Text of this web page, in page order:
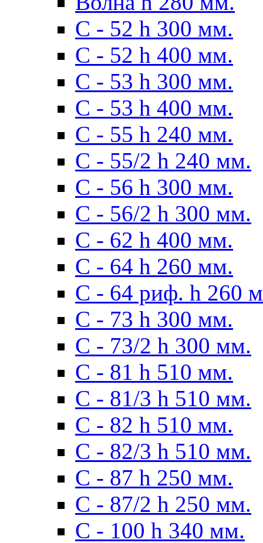
C - 52 h 300 мм.
C - 52 h 400 мм.
С - 53 h 300 мм.
С - 53 h 400 мм.
С - 55 h 240 мм.
С - 55/2 h 240 мм.
С - 56 h 300 мм.
С - 56/2 h 300 мм.
С - 62 h 400 мм.
С - 64 h 260 мм.
С - 64 риф. h 260
С - 73 h 300 мм.
С - 73/2 h 300 мм.
С - 81 h 510 мм.
С - 81/3 h 510 мм.
С - 82 h 510 мм.
С - 82/3 h 510 мм.
С - 87 h 250 мм.
С - 87/2 h 250 мм.
С - 100 h 340 мм.